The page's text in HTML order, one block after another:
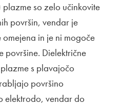
so zelo učinkovite
površin, vendar je
in je ni mogoče
površine. Dielektrične
s plavajočo
površino
elektrodo, vendar do